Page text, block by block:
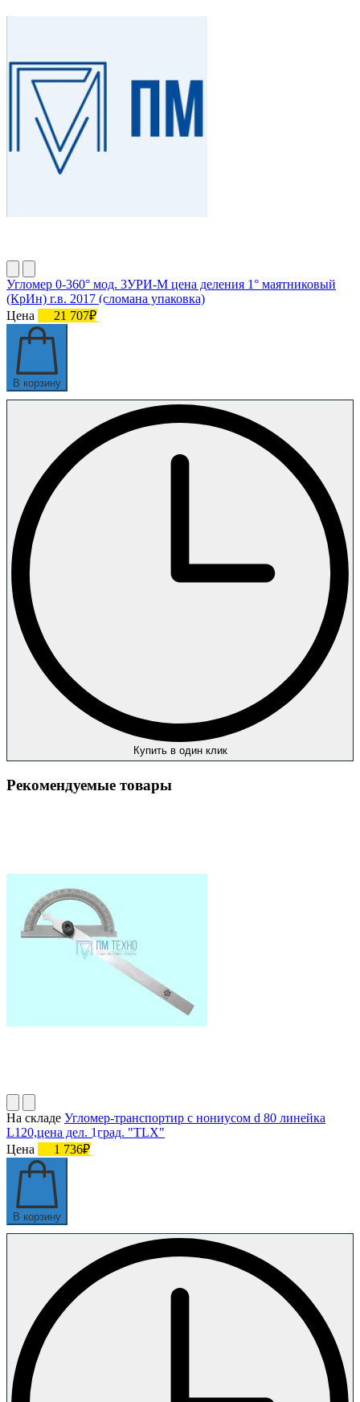
Угломер 0-360° мод. 3УРИ-М цена деления 1° маятниковый
(КрИн) г.в. 2017 (сломана упаковка)
Цена
21 707₽
В корзину
Купить в один клик
Рекомендуемые товары
На складе Угломер-транспортир с нониусом d 80 линейка
L120,цена дел. 1град. "TLX"
Цена
1 736₽
В корзину